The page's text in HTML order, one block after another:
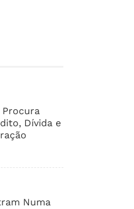
Procura
Dívida e
Numa